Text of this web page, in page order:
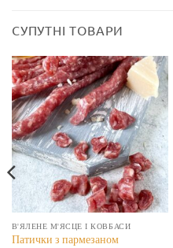
СУПУТНІ ТОВАРИ
В'ЯЛЕНЕ М'ЯСЦЕ І КОВБАСИ
Патички з пармезаном